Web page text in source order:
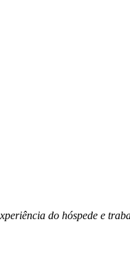
do hóspede e